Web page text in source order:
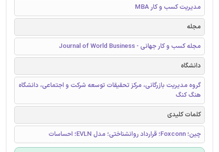
مدیریت کسب و کار MBA
مجله
مجله کسب و کار جهانی - Journal of World Business
دانشگاه
گروه مدیریت بازرگانی، مرکز تحقیقات توسعه شرکت و اجتماعی، دانشگاه
هنگ کنگ
کلمات کلیدی
چین؛ Foxconn؛ قرارداد روانشناختی؛ مدل EVLN؛ احساسات